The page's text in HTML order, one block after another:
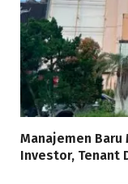
Manajemen Baru
Investor, Tenant